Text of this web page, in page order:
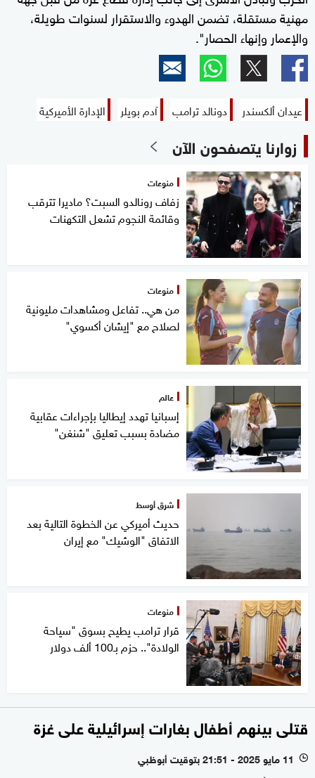
مهنية مستقلة، تضمن الهدوء والاستقرار لسنوات طويلة،
والإعمار وإنهاء الحصار".
عيدان ألكسندر دونالد ترامب آدم بويلر الإدارة الأميركية
زوارنا يتصفحون الآن
منوعات
زفاف رونالدو السبت؟ ماديرا تترقب
وقائمة النجوم تشعل التكهنات
منوعات
من هي.. تفاعل ومشاهدات مليونية
لصلاح مع "إيشان أكسوي"
عالم
إسبانيا تهدد إيطاليا بإجراءات عقابية
مضادة بسبب تعليق "شنغن"
شرق أوسط
حديث أميركي عن الخطوة التالية بعد
الاتفاق "الوشيك" مع إيران
منوعات
قرار ترامب يطيح بسوق "سياحة
الولادة".. حزم بـ100 ألف دولار
قتلى بينهم أطفال بغارات إسرائيلية على غزة
l 11 مايو 2025 - 21:51 بتوقيت أبوظبي